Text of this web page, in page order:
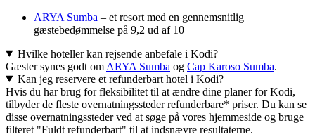
ARYA Sumba – et resort med en gennemsnitlig
gæstebedømmelse på 9,2 ud af 10
Hvilke hoteller kan rejsende anbefale i Kodi?
Gæster synes godt om ARYA Sumba og Cap Karoso Sumba.
Kan jeg reservere et refunderbart hotel i Kodi?
Hvis du har brug for fleksibilitet til at ændre dine planer for Kodi,
tilbyder de fleste overnatningssteder refunderbare* priser. Du kan se
disse overnatningssteder ved at søge på vores hjemmeside og bruge
filteret "Fuldt refunderbart" til at indsnævre resultaterne.